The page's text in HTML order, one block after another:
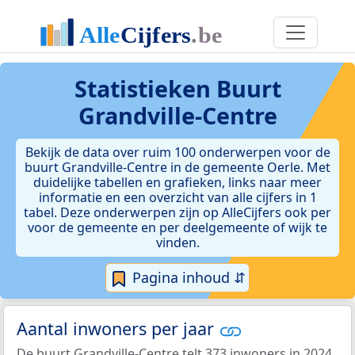
Statistieken Buurt
Grandville-Centre
Bekijk de data over ruim 100 onderwerpen voor de
buurt Grandville-Centre in de gemeente Oerle. Met
duidelijke tabellen en grafieken, links naar meer
informatie en een overzicht van alle cijfers in 1
tabel. Deze onderwerpen zijn op AlleCijfers ook per
voor de gemeente en per deelgemeente of wijk te
vinden.
Pagina inhoud ⇵
Aantal inwoners per jaar